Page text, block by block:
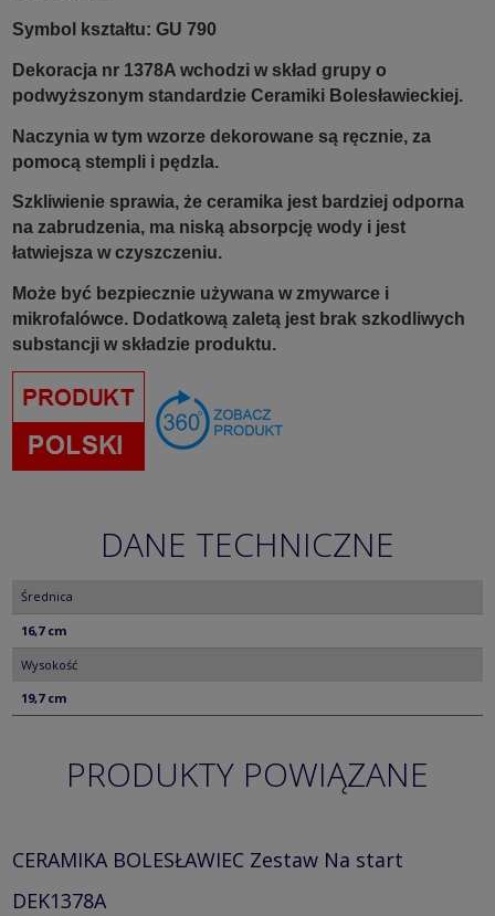
Symbol kształtu: GU 790
Dekoracja nr 1378A wchodzi w skład grupy o
podwyższonym standardzie Ceramiki Bolesławieckiej.
Naczynia w tym wzorze dekorowane są ręcznie, za
pomocą stempli i pędzla.
Szkliwienie sprawia, że ceramika jest bardziej odporna
na zabrudzenia, ma niską absorpcję wody i jest
łatwiejsza w czyszczeniu.
Może być bezpiecznie używana w zmywarce i
mikrofalówce. Dodatkową zaletą jest brak szkodliwych
substancji w składzie produktu.
DANE TECHNICZNE
Średnica
16,7 cm
Wysokość
19,7 cm
PRODUKTY POWIĄZANE
CERAMIKA BOLESŁAWIEC Zestaw Na start
DEK1378A